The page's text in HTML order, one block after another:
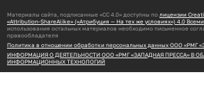
Материалы сайта, подписанные «CC 4.0» доступны по лицензии
«Attribution-ShareAlike» («Атрибуция — На тех же условиях») 4.0
использования остальных материалов необходимо письменное
правообладателя
Политика в отношении обработки персональных данных ООО «РМГ
ИНФОРМАЦИЯ О ДЕЯТЕЛЬНОСТИ ООО «РМГ «ЗАПАДНАЯ ПРЕССА» В
ИНФОРМАЦИОННЫХ ТЕХНОЛОГИЙ